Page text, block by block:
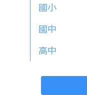
國小
國中
高中